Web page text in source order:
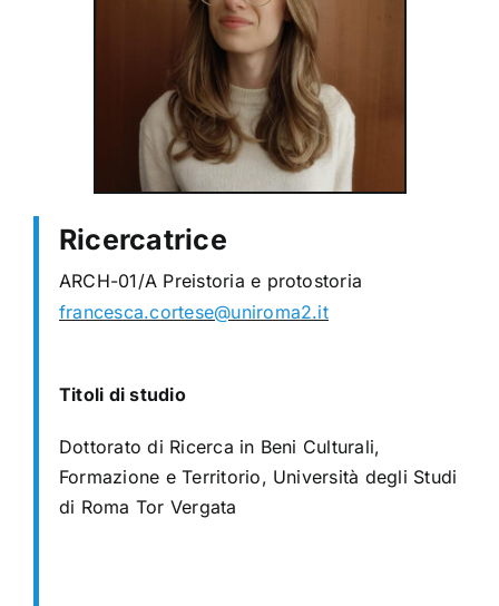
Ricercatrice
ARCH-01/A Preistoria e protostoria
francesca.cortese@uniroma2.it
Titoli di studio
Dottorato di Ricerca in Beni Culturali,
Formazione e Territorio, Università degli Studi
di Roma Tor Vergata